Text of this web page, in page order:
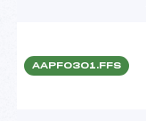
AAPF0301.FFS